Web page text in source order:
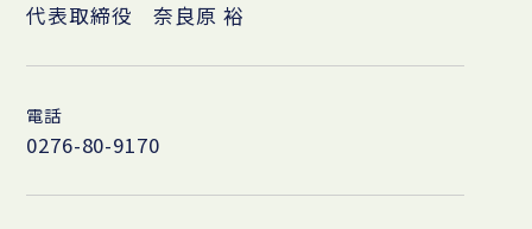
代表取締役 奈良原 裕
電話
0276-80-9170